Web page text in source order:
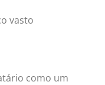
vasto
como um